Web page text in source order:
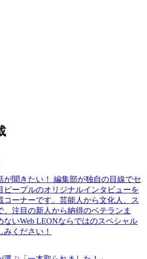
が聞きたい！ 編集部が独自の目線でセ
ピープルのオリジナルインタビューを
コーナーです。芸能人から文化人、ス
、注目の新人から納得のベテランま
ないWeb LEONならではのスペシャル
みください！